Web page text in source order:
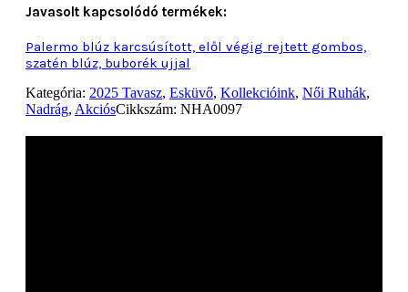
Javasolt kapcsolódó termékek:
Palermo blúz karcsúsított, elől végig rejtett gombos,
szatén blúz, buborék ujjal
Kategória: 2025 Tavasz, Esküvő, Kollekcióink, Női Ruhák,
Nadrág, AkciósCikkszám: NHA0097